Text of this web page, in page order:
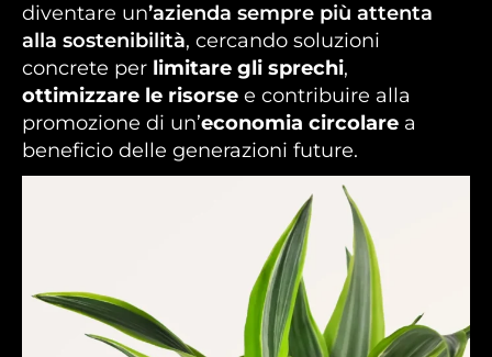
diventare un’azienda sempre più attenta
alla sostenibilità, cercando soluzioni
concrete per limitare gli sprechi,
ottimizzare le risorse e contribuire alla
promozione di un’economia circolare a
beneficio delle generazioni future.